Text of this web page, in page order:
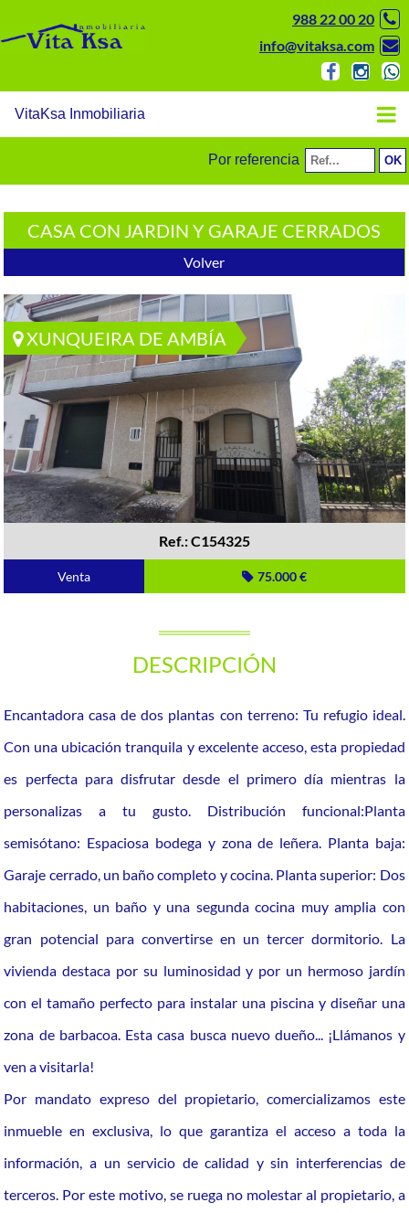
988 22 00 20
info@vitaksa.com
VitaKsa Inmobiliaria
Por referencia
CASA CON JARDIN Y GARAJE CERRADOS
Volver
XUNQUEIRA DE AMBÍA
Ref.: C154325
Venta 75.000 €
DESCRIPCIÓN
Encantadora casa de dos plantas con terreno: Tu refugio ideal.
Con una ubicación tranquila y excelente acceso, esta propiedad
es perfecta para disfrutar desde el primero día mientras la
personalizas a tu gusto. Distribución funcional:Planta
semisótano: Espaciosa bodega y zona de leñera. Planta baja:
Garaje cerrado, un baño completo y cocina. Planta superior: Dos
habitaciones, un baño y una segunda cocina muy amplia con
gran potencial para convertirse en un tercer dormitorio. La
vivienda destaca por su luminosidad y por un hermoso jardín
con el tamaño perfecto para instalar una piscina y diseñar una
zona de barbacoa. Esta casa busca nuevo dueño... ¡Llámanos y
ven a visitarla!
Por mandato expreso del propietario, comercializamos este
inmueble en exclusiva, lo que garantiza el acceso a toda la
información, a un servicio de calidad y sin interferencias de
terceros. Por este motivo, se ruega no molestar al propietario, a